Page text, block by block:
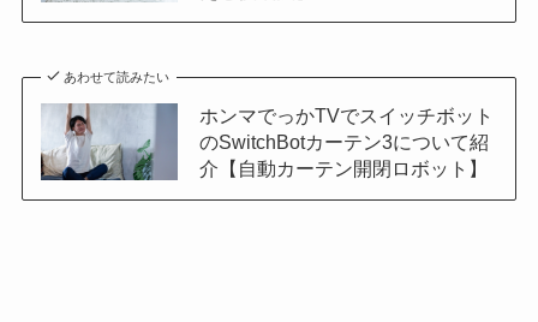
あわせて読みたい
ホンマでっかTVでスイッチボット
のSwitchBotカーテン3について紹
介【自動カーテン開閉ロボット】